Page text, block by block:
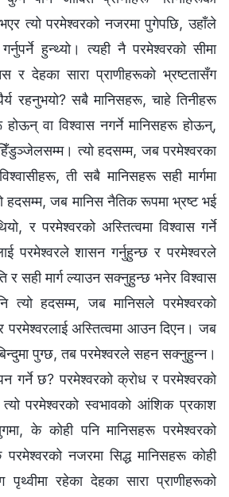
त्यो परमेश्‍वरको नजरमा पुगेपछि, उहाँले
हुन्थ्यो। त्यही नै परमेश्‍वरको सीमा
र देहका सारा प्राणीहरूको भ्रष्टतासँग
रहनुभयो? सबै मानिसहरू, चाहे तिनीहरू
वा विश्‍वास नगर्ने मानिसहरू होऊन्,
त्यो हदसम्म, जब परमेश्‍वरका
ती सबै मानिसहरू सही मार्गमा
हदसम्म, जब मानिस नैतिक रूपमा भ्रष्ट भई
र परमेश्‍वरको अस्तित्वमा विश्‍वास गर्ने
परमेश्‍वरले शासन गर्नुहुन्छ र परमेश्‍वरले
र सही मार्ग ल्याउन सक्‍नुहुन्छ भनेर विश्‍वास
त्यो हदसम्म, जब मानिसले परमेश्‍वरको
र परमेश्‍वरलाई अस्तित्वमा आउन दिएन। जब
पुग्छ, तब परमेश्‍वरले सहन सक्‍नुहुन्‍न।
गर्ने छ? परमेश्‍वरको क्रोध र परमेश्‍वरको
परमेश्‍वरको स्वभावको आंशिक प्रकाश
के कोही पनि मानिसहरू परमेश्‍वरको
नजरमा सिद्ध मानिसहरू कोही
रहेका देहका सारा प्राणीहरूको